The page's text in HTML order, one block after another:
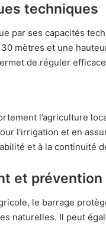
techniques
par ses capacités
mètres et une
de réguler
l’agriculture
l’irrigation et en
et à la continuité
et
le barrage
naturelles. Il peut